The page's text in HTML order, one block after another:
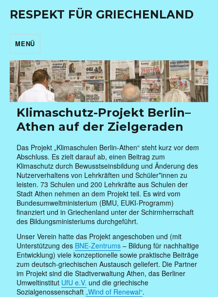
RESPEKT FÜR GRIECHENLAND
MENÜ
Klimaschutz-Projekt Berlin–
Athen auf der Zielgeraden
Das Projekt „Klimaschulen Berlin-Athen“ steht kurz vor dem
Abschluss. Es zielt darauf ab, einen Beitrag zum
Klimaschutz durch Bewusstseinsbildung und Änderung des
Nutzerverhaltens von Lehrkräften und Schüler*innen zu
leisten. 73 Schulen und 200 Lehrkräfte aus Schulen der
Stadt Athen nehmen an dem Projekt teil. Es wird vom
Bundesumweltministerium (BMU, EUKI-Programm)
finanziert und in Griechenland unter der Schirmherrschaft
des Bildungsministeriums durchgeführt.
Unser Verein hatte das Projekt angeschoben und (mit
Unterstützung des BNE-Zentrums – Bildung für nachhaltige
Entwicklung) viele konzeptionelle sowie praktische Beiträge
zum deutsch-griechischen Austausch geliefert. Die Partner
im Projekt sind die Stadtverwaltung Athen, das Berliner
Umweltinstitut UfU e.V. und die griechische
Sozialgenossenschaft„Wind of Renewal“.